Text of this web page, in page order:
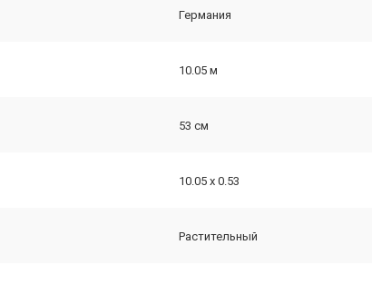
Германия
10.05 м
53 см
10.05 х 0.53
Растительный